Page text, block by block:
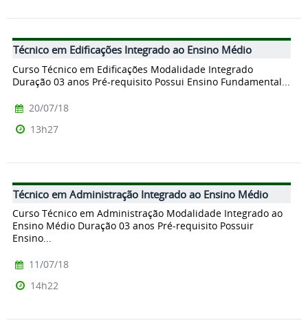
Técnico em Edificações Integrado ao Ensino Médio
Curso Técnico em Edificações Modalidade Integrado
Duração 03 anos Pré-requisito Possui Ensino Fundamental...
20/07/18
13h27
Técnico em Administração Integrado ao Ensino Médio
Curso Técnico em Administração Modalidade Integrado ao
Ensino Médio Duração 03 anos Pré-requisito Possuir
Ensino...
11/07/18
14h22